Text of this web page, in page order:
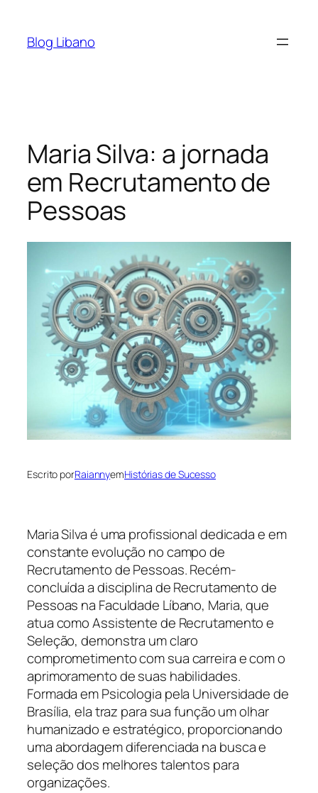
Blog Libano
Maria Silva: a jornada
em Recrutamento de
Pessoas
Escrito porRaiannyemHistórias de Sucesso
Maria Silva é uma profissional dedicada e em
constante evolução no campo de
Recrutamento de Pessoas. Recém-
concluída a disciplina de Recrutamento de
Pessoas na Faculdade Líbano, Maria, que
atua como Assistente de Recrutamento e
Seleção, demonstra um claro
comprometimento com sua carreira e com o
aprimoramento de suas habilidades.
Formada em Psicologia pela Universidade de
Brasília, ela traz para sua função um olhar
humanizado e estratégico, proporcionando
uma abordagem diferenciada na busca e
seleção dos melhores talentos para
organizações.